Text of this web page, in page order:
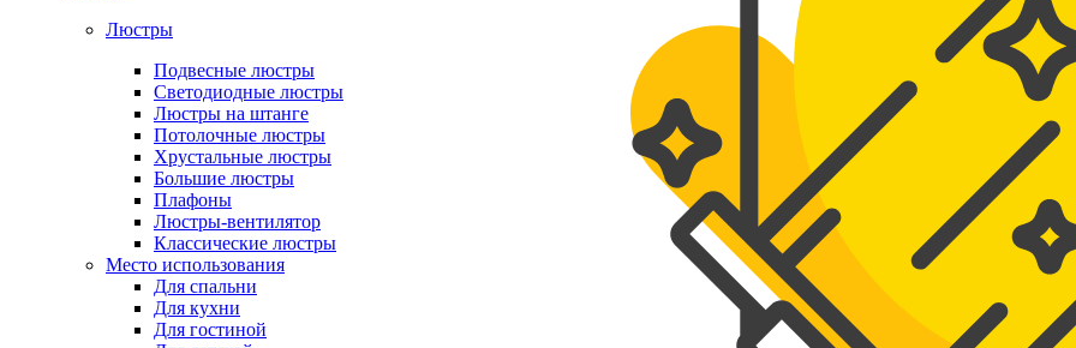
Люстры
Подвесные люстры
Светодиодные люстры
Люстры на штанге
Потолочные люстры
Хрустальные люстры
Большие люстры
Плафоны
Люстры-вентилятор
Классические люстры
Место использования
Для спальни
Для кухни
Для гостиной